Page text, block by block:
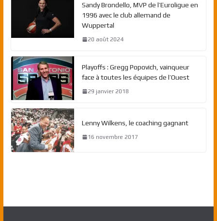
Sandy Brondello, MVP de l’Euroligue en
1996 avec le club allemand de
Wuppertal
20 août 2024
Playoffs : Gregg Popovich, vainqueur
face à toutes les équipes de l’Ouest
29 janvier 2018
Lenny Wilkens, le coaching gagnant
16 novembre 2017